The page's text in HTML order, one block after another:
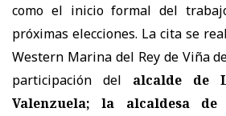
como el inicio formal del
próximas elecciones. La cita se
Western Marina del Rey de Viña
participación del alcalde de
Valenzuela; la alcaldesa de